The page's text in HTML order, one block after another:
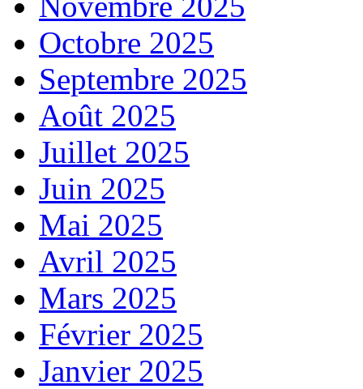
Octobre 2025
Septembre 2025
Août 2025
Juillet 2025
Juin 2025
Mai 2025
Avril 2025
Mars 2025
Février 2025
Janvier 2025